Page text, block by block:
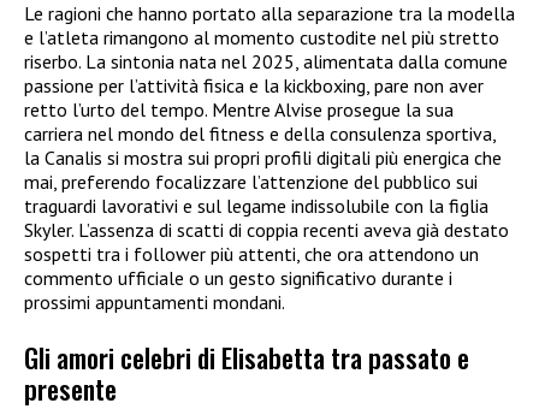
Le ragioni che hanno portato alla separazione tra la modella
e l’atleta rimangono al momento custodite nel più stretto
riserbo. La sintonia nata nel 2025, alimentata dalla comune
passione per l’attività fisica e la kickboxing, pare non aver
retto l’urto del tempo. Mentre Alvise prosegue la sua
carriera nel mondo del fitness e della consulenza sportiva,
la Canalis si mostra sui propri profili digitali più energica che
mai, preferendo focalizzare l’attenzione del pubblico sui
traguardi lavorativi e sul legame indissolubile con la figlia
Skyler. L’assenza di scatti di coppia recenti aveva già destato
sospetti tra i follower più attenti, che ora attendono un
commento ufficiale o un gesto significativo durante i
prossimi appuntamenti mondani.
Gli amori celebri di Elisabetta tra passato e
presente